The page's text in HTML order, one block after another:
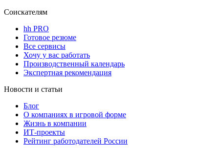
Соискателям
hh PRO
Готовое резюме
Все сервисы
Хочу у вас работать
Производственный календарь
Экспертная рекомендация
Новости и статьи
Блог
О компаниях в игровой форме
Жизнь в компании
ИТ-проекты
Рейтинг работодателей России